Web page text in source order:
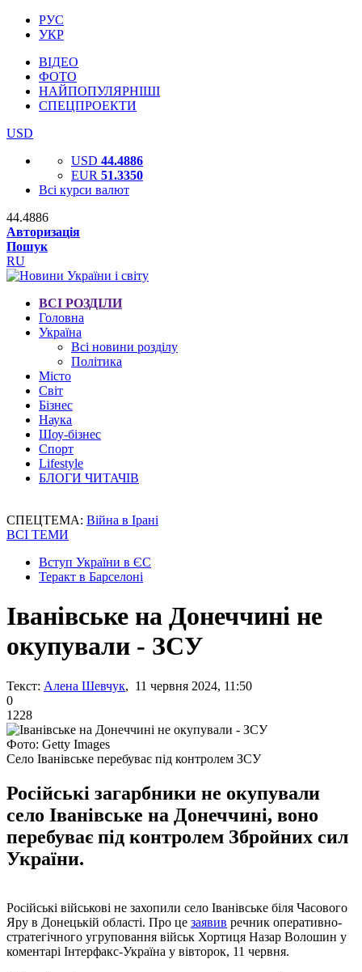
РУС
УКР
ВІДЕО
ФОТО
НАЙПОПУЛЯРНІШІ
СПЕЦПРОЕКТИ
USD
USD 44.4886
EUR 51.3350
Всі курси валют
44.4886
Авторизація
Пошук
RU
ВСІ РОЗДІЛИ
Головна
Україна
Всі новини розділу
Політика
Місто
Світ
Бізнес
Наука
Шоу-бізнес
Спорт
Lifestyle
БЛОГИ ЧИТАЧІВ
СПЕЦТЕМА: Війна в Ірані
ВСІ ТЕМИ
Вступ України в ЄС
Теракт в Барселоні
Іванівське на Донеччині не
окупували - ЗСУ
Текст: Алена Шевчук, 11 червня 2024, 11:50
0
1228
Фото: Getty Images
Село Іванівське перебуває під контролем ЗСУ
Російські загарбники не окупували
село Іванівське на Донеччині, воно
перебуває під контролем Збройних сил
України.
Російські військові не захопили село Іванівське біля Часового
Яру в Донецькій області. Про це заявив речник оперативно-
стратегічного угруповання військ Хортиця Назар Волошин у
коментарі Інтерфакс-Україна у вівторок, 11 червня.